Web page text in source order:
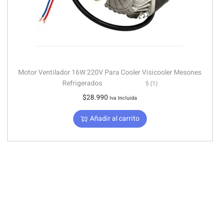
Motor Ventilador 16W 220V Para Cooler Visicooler Mesones
Refrigerados
5 (1)
$28.990 Iva Incluida
Añadir al carrito